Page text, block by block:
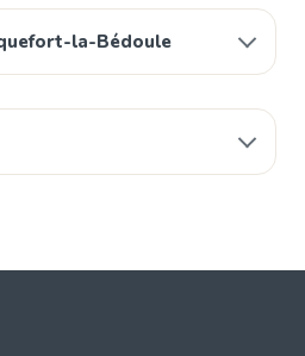
la-Bédoule